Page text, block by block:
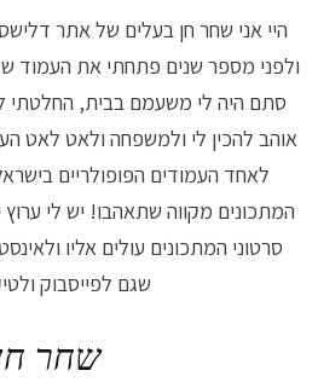
היי אני שחר חן בעלים של אתר
ולפני מספר שנים פתחתי את העמוד
סתם היה לי משעמם בבית, החלטתי
אוהב להכין לי ולמשפחה ולאט לאט
לאחד העמודים הפופולריים
המתכונים מקווה שתאהבו! יש לי
סרטוני המתכונים עולים אליו
שגם לפייסבוק
שחר